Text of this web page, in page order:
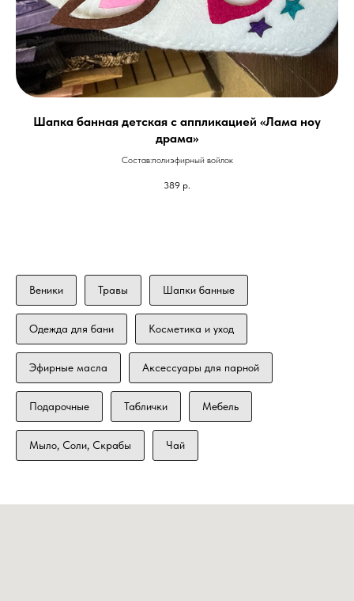
Шапка банная детская с аппликацией «Лама ноу
драма»
Состав:полиэфирный войлок
389 р.
Веники Травы Шапки банные
Одежда для бани Косметика и уход
Эфирные масла Аксессуары для парной
Подарочные Таблички Мебель
Мыло, Соли, Скрабы Чай